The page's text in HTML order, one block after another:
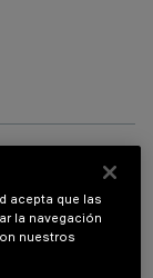
acepta que las
la navegación
nuestros